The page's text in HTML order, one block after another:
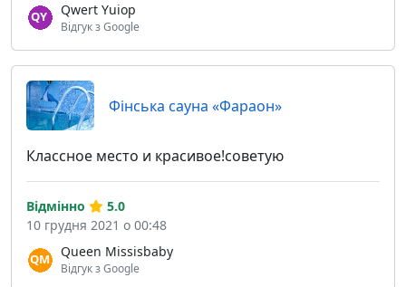
Qwert Yuiop
Відгук з Google
Фінська сауна «Фараон»
Классное место и красивое!советую
Queen Missisbaby
Відгук з Google
Відмінно
5.0
10 грудня 2021 о 00:48